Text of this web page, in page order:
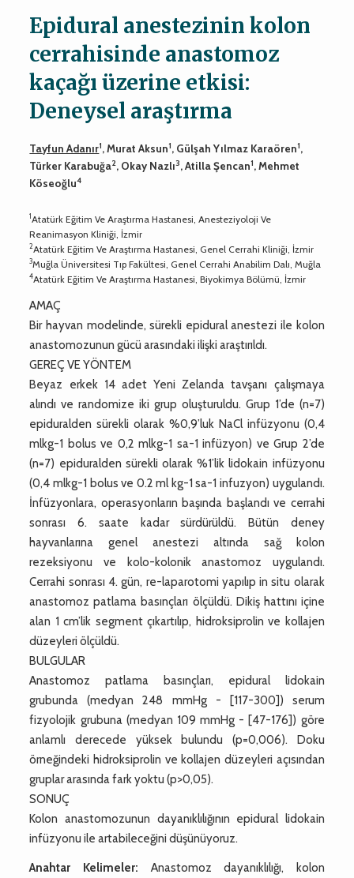
Epidural anestezinin kolon
cerrahisinde anastomoz
kaçağı üzerine etkisi:
Deneysel araştırma
Tayfun Adanır1, Murat Aksun1, Gülşah Yılmaz Karaören1,
Türker Karabuğa2, Okay Nazlı3, Atilla Şencan1, Mehmet
Köseoğlu4
1Atatürk Eğitim Ve Araştırma Hastanesi, Anesteziyoloji Ve
Reanimasyon Kliniği, İzmir
2Atatürk Eğitim Ve Araştırma Hastanesi, Genel Cerrahi Kliniği, İzmir
3Muğla Üniversitesi Tıp Fakültesi, Genel Cerrahi Anabilim Dalı, Muğla
4Atatürk Eğitim Ve Araştırma Hastanesi, Biyokimya Bölümü, İzmir
AMAÇ
Bir hayvan modelinde, sürekli epidural anestezi ile kolon
anastomozunun gücü arasındaki ilişki araştırıldı.
GEREÇ VE YÖNTEM
Beyaz erkek 14 adet Yeni Zelanda tavşanı çalışmaya
alındı ve randomize iki grup oluşturuldu. Grup 1’de (n=7)
epiduralden sürekli olarak %0,9’luk NaCl infüzyonu (0,4
mlkg-1 bolus ve 0,2 mlkg-1 sa-1 infüzyon) ve Grup 2’de
(n=7) epiduralden sürekli olarak %1’lik lidokain infüzyonu
(0,4 mlkg-1 bolus ve 0.2 ml kg-1 sa-1 infuzyon) uygulandı.
İnfüzyonlara, operasyonların başında başlandı ve cerrahi
sonrası 6. saate kadar sürdürüldü. Bütün deney
hayvanlarına genel anestezi altında sağ kolon
rezeksiyonu ve kolo-kolonik anastomoz uygulandı.
Cerrahi sonrası 4. gün, re-laparotomi yapılıp in situ olarak
anastomoz patlama basınçları ölçüldü. Dikiş hattını içine
alan 1 cm’lik segment çıkartılıp, hidroksiprolin ve kollajen
düzeyleri ölçüldü.
BULGULAR
Anastomoz patlama basınçları, epidural lidokain
grubunda (medyan 248 mmHg - [117-300]) serum
fizyolojik grubuna (medyan 109 mmHg - [47-176]) göre
anlamlı derecede yüksek bulundu (p=0,006). Doku
örneğindeki hidroksiprolin ve kollajen düzeyleri açısından
gruplar arasında fark yoktu (p>0,05).
SONUÇ
Kolon anastomozunun dayanıklılığının epidural lidokain
infüzyonu ile artabileceğini düşünüyoruz.
Anahtar Kelimeler: Anastomoz dayanıklılığı, kolon